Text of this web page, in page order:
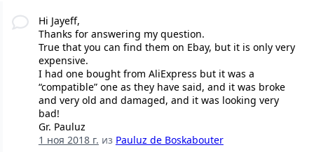
Hi Jayeff,
Thanks for answering my question.
True that you can find them on Ebay, but it is only very
expensive.
I had one bought from AliExpress but it was a
“compatible” one as they have said, and it was broke
and very old and damaged, and it was looking very
bad!
Gr. Pauluz
1 ноя 2018 г. из Pauluz de Boskabouter